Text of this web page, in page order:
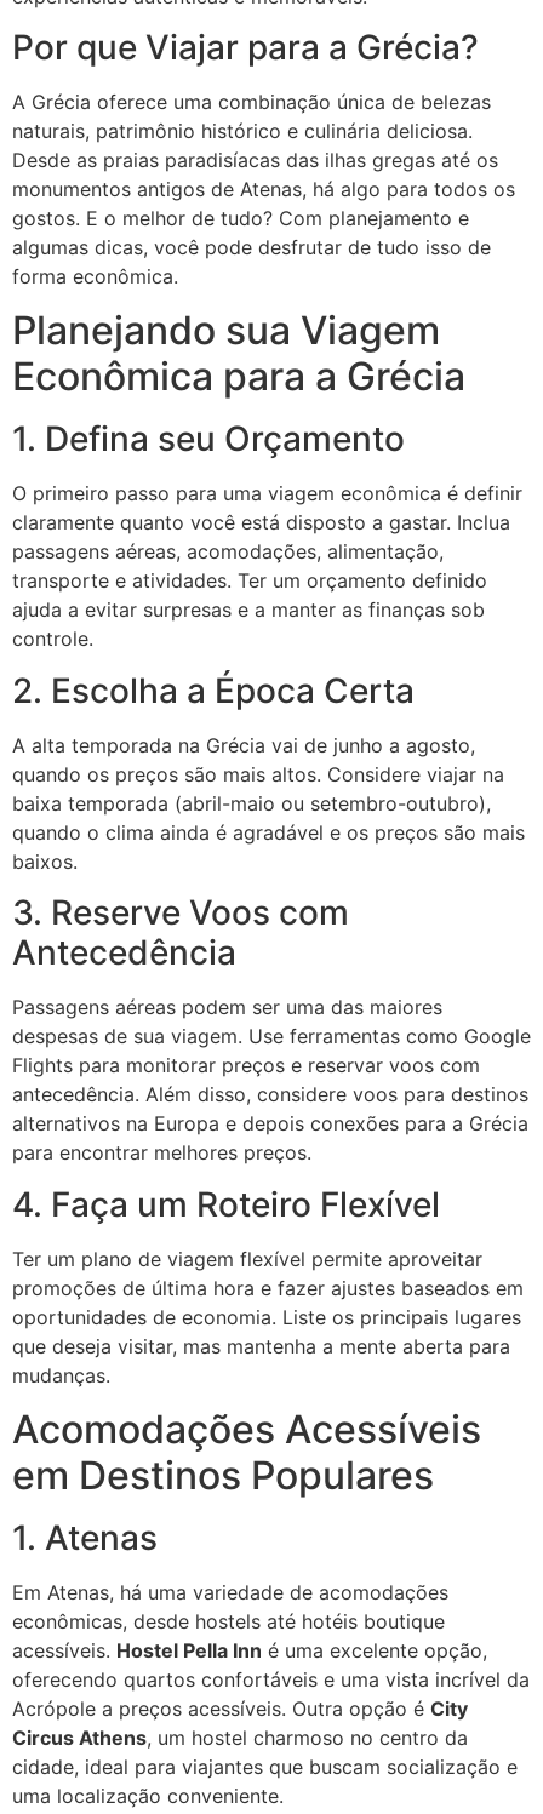
Por que Viajar para a Grécia?
A Grécia oferece uma combinação única de belezas
naturais, patrimônio histórico e culinária deliciosa.
Desde as praias paradisíacas das ilhas gregas até os
monumentos antigos de Atenas, há algo para todos os
gostos. E o melhor de tudo? Com planejamento e
algumas dicas, você pode desfrutar de tudo isso de
forma econômica.
Planejando sua Viagem
Econômica para a Grécia
1. Defina seu Orçamento
O primeiro passo para uma viagem econômica é definir
claramente quanto você está disposto a gastar. Inclua
passagens aéreas, acomodações, alimentação,
transporte e atividades. Ter um orçamento definido
ajuda a evitar surpresas e a manter as finanças sob
controle.
2. Escolha a Época Certa
A alta temporada na Grécia vai de junho a agosto,
quando os preços são mais altos. Considere viajar na
baixa temporada (abril-maio ou setembro-outubro),
quando o clima ainda é agradável e os preços são mais
baixos.
3. Reserve Voos com
Antecedência
Passagens aéreas podem ser uma das maiores
despesas de sua viagem. Use ferramentas como Google
Flights para monitorar preços e reservar voos com
antecedência. Além disso, considere voos para destinos
alternativos na Europa e depois conexões para a Grécia
para encontrar melhores preços.
4. Faça um Roteiro Flexível
Ter um plano de viagem flexível permite aproveitar
promoções de última hora e fazer ajustes baseados em
oportunidades de economia. Liste os principais lugares
que deseja visitar, mas mantenha a mente aberta para
mudanças.
Acomodações Acessíveis
em Destinos Populares
1. Atenas
Em Atenas, há uma variedade de acomodações
econômicas, desde hostels até hotéis boutique
acessíveis. Hostel Pella Inn é uma excelente opção,
oferecendo quartos confortáveis e uma vista incrível da
Acrópole a preços acessíveis. Outra opção é City
Circus Athens, um hostel charmoso no centro da
cidade, ideal para viajantes que buscam socialização e
uma localização conveniente.